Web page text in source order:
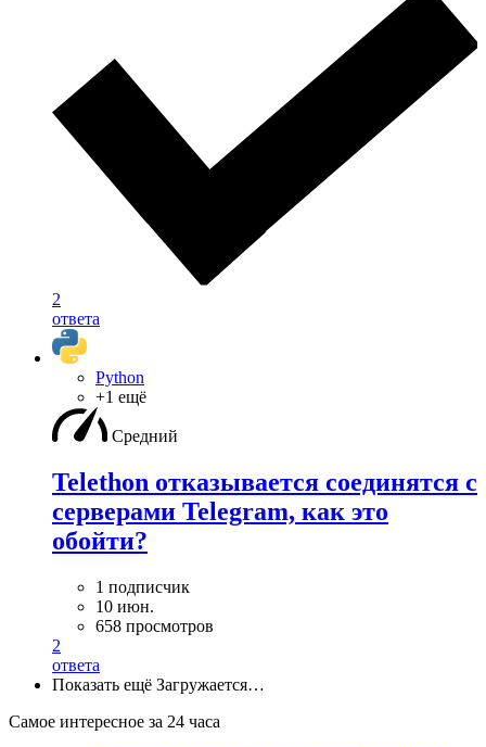
2
ответа
Python
+1 ещё
Средний
Telethon отказывается соединятся с
серверами Telegram, как это
обойти?
1 подписчик
10 июн.
658 просмотров
2
ответа
Показать ещё Загружается…
Самое интересное за 24 часа